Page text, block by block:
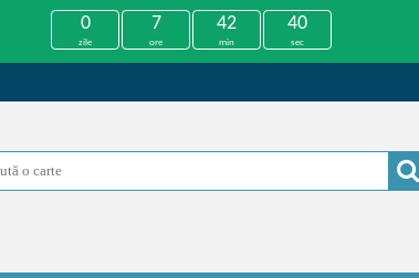
0
zile
7
ore
42
min
40
sec